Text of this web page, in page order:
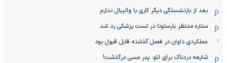
بعد از بازنشستگی دیگر کاری با والیبال ندارم
ستاره مدنظر بارسلونا در تست پزشکی رد شد
عملکردی داوان در فصل گذشته قابل قبول بود
شایعه دردناک برای لئو: پدر مسی درگذشت!